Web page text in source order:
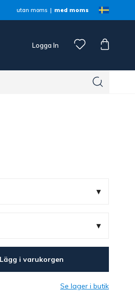
utan moms med moms
Logga In
▾
▾
Lägg i varukorgen
Se lager i butik